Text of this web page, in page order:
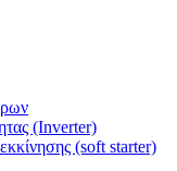
(Inverter)
(soft starter)